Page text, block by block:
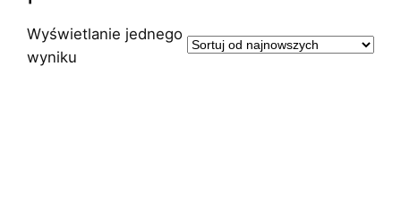
Wyświetlanie jednego
wyniku